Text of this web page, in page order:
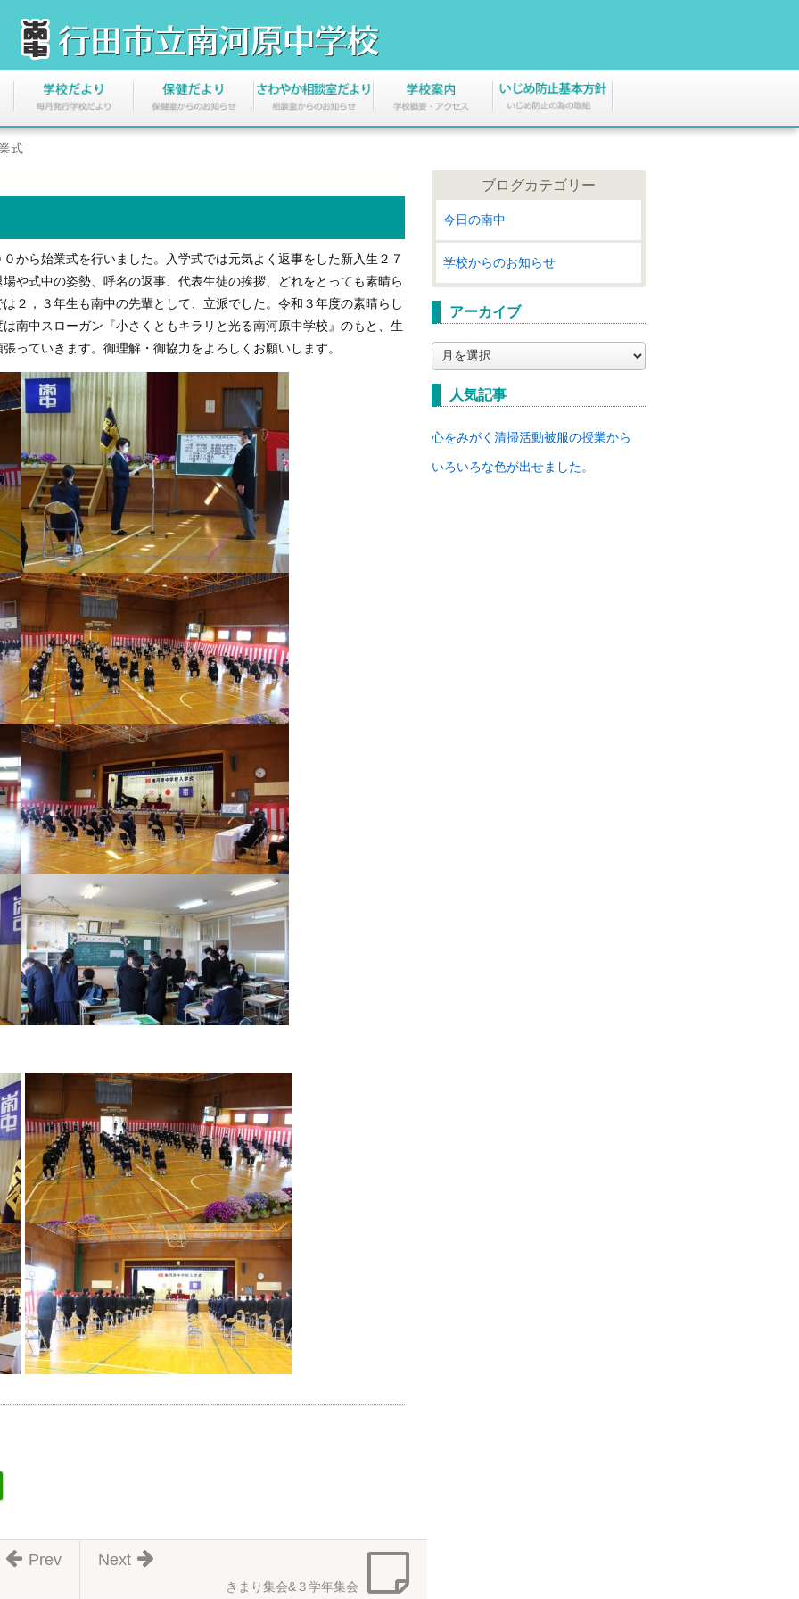
式
ら始業式を行いました。入学式では元気よく返事をした新入生２７
や式中の姿勢、呼名の返事、代表生徒の挨拶、どれをとっても素晴ら
２，３年生も南中の先輩として、立派でした。令和３年度の素晴らし
南中スローガン『小さくともキラリと光る南河原中学校』のもと、生
っていきます。御理解・御協力をよろしくお願いします。
きまり集会&３学年集会
Next
Prev
ブログカテゴリー
今日の南中
学校からのお知らせ
アーカイブ
ー
カ
イ
人気記事
心をみがく清掃活動被服の授業から
いろいろな色が出せました。